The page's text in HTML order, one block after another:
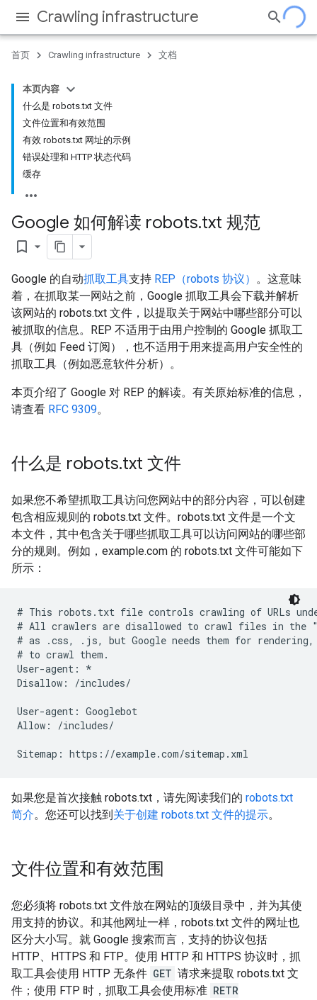
Crawling infrastructure
首页 Crawling infrastructure 文档
本页内容
什么是 robots.txt 文件
文件位置和有效范围
有效 robots.txt 网址的示例
错误处理和 HTTP 状态代码
缓存
Google 如何解读 robots.txt 规范
bookmark_border
Google 的自动抓取工具支持 REP（robots 协议） 。这意味
着，在抓取某一网站之前，Google 抓取工具会下载并解析
该网站的 robots.txt 文件，以提取关于网站中哪些部分可以
被抓取的信息。REP 不适用于由用户控制的 Google 抓取工
具（例如 Feed 订阅），也不适用于用来提高用户安全性的
抓取工具（例如恶意软件分析）。
本页介绍了 Google 对 REP 的解读。有关原始标准的信息，
请查看 RFC 9309。
什么是 robots.txt 文件
如果您不希望抓取工具访问您网站中的部分内容，可以创建
包含相应规则的 robots.txt 文件。robots.txt 文件是一个文
本文件，其中包含关于哪些抓取工具可以访问网站的哪些部
分的规则。例如，example.com 的 robots.txt 文件可能如下
所示：
# This robots.txt file controls crawling of URLs
# All crawlers are disallowed to crawl files in the
# as .css, .js, but Google needs them for rendering,
# to crawl them.
User-agent: *
Disallow: /includes/
User-agent: Googlebot
Allow: /includes/
Sitemap: https://example.com/sitemap.xml
如果您是首次接触 robots.txt，请先阅读我们的 robots.txt
简介。您还可以找到关于创建 robots.txt 文件的提示。
文件位置和有效范围
您必须将 robots.txt 文件放在网站的顶级目录中，并为其使
用支持的协议。和其他网址一样，robots.txt 文件的网址也
区分大小写。就 Google 搜索而言，支持的协议包括
HTTP、HTTPS 和 FTP。使用 HTTP 和 HTTPS 协议时，抓
取工具会使用 HTTP 无条件 GET 请求来提取 robots.txt 文
件；使用 FTP 时，抓取工具会使用标准 RETR